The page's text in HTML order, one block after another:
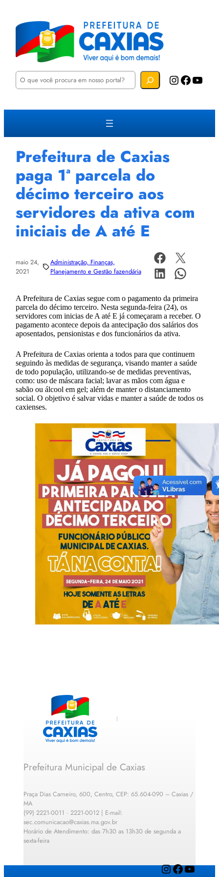
P
u
a
Instagram Facebook YouTube
Prefeitura de Caxias
paga 1ª parcela do
décimo terceiro aos
servidores da ativa com
iniciais de A até E
maio 24,
2021
Administração, Finanças,
Planejamento e Gestão fazendária
A Prefeitura de Caxias segue com o pagamento da primeira
parcela do décimo terceiro. Nesta segunda-feira (24), os
servidores com inicias de A até E já começaram a receber. O
pagamento acontece depois da antecipação dos salários dos
aposentados, pensionistas e dos funcionários da ativa.
A Prefeitura de Caxias orienta a todos para que continuem
seguindo às medidas de segurança, visando manter a saúde
de todo população, utilizando-se de medidas preventivas,
como: uso de máscara facial; lavar as mãos com água e
sabão ou álcool em gel; além de manter o distanciamento
social. O objetivo é salvar vidas e manter a saúde de todos os
caxienses.
Prefeitura Municipal de Caxias
Praça Dias Carneiro, 600, Centro, CEP: 65.604-090 – Caxias /
MA
(99) 2221-0011 · 2221-0012 | E-mail:
sec.comunicacao@caxias.ma.gov.br
Horário de Atendimento: das 7h30 as 13h30 de segunda a
sexta-feira
InstagramFacebook YouTube